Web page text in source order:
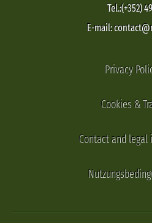
Tel.:(+352)
E-mail:
Privacy
Cookies &
Contact and legal